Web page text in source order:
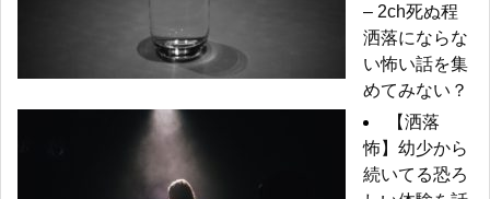
– 2ch死ぬ程
洒落にならな
い怖い話を集
めてみない？
【洒落
怖】幼少から
続いてる恐ろ